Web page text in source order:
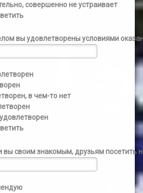
совершенно не устраивает
вы удовлетворены условиями
в чем-то нет
вы своим знакомым, друзьям